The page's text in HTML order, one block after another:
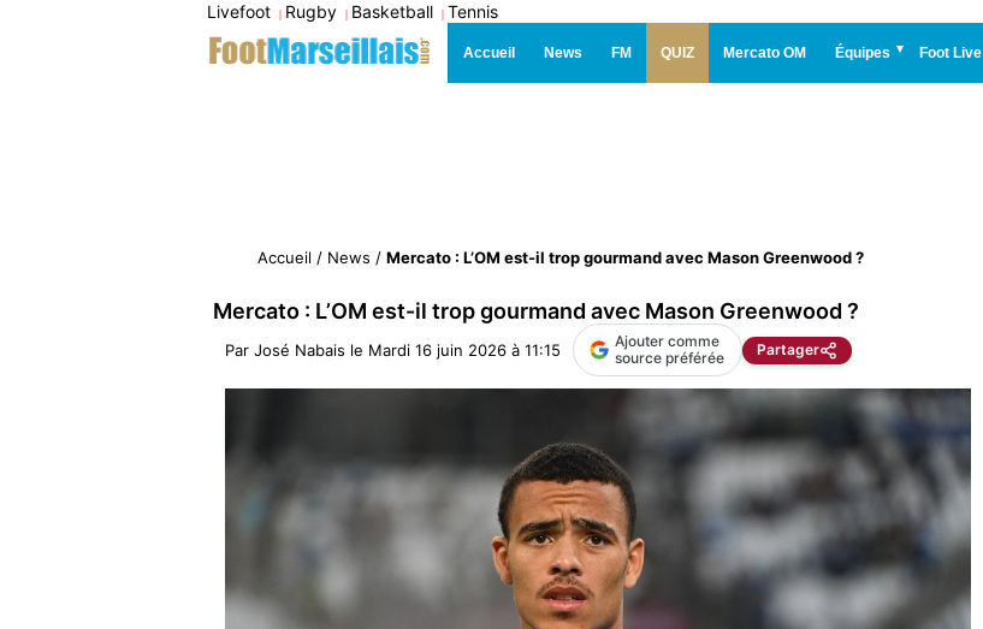
Livefoot | Rugby | Basketball | Tennis
Accueil News FM QUIZ Mercato OM Équipes Foot Live
Accueil / News / Mercato : L’OM est-il trop gourmand avec Mason Greenwood ?
Mercato : L’OM est-il trop gourmand avec Mason Greenwood ?
Par José Nabais le Mardi 16 juin 2026 à 11:15
Ajouter comme
source préférée
Partager